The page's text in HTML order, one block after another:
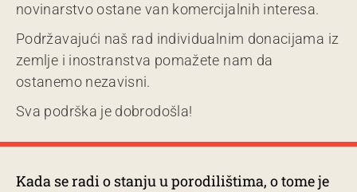
novinarstvo ostane van komercijalnih interesa.
Podržavajući naš rad individualnim donacijama iz
zemlje i inostranstva pomažete nam da
ostanemo nezavisni.
Sva podrška je dobrodošla!
Kada se radi o stanju u porodilištima, o tome je